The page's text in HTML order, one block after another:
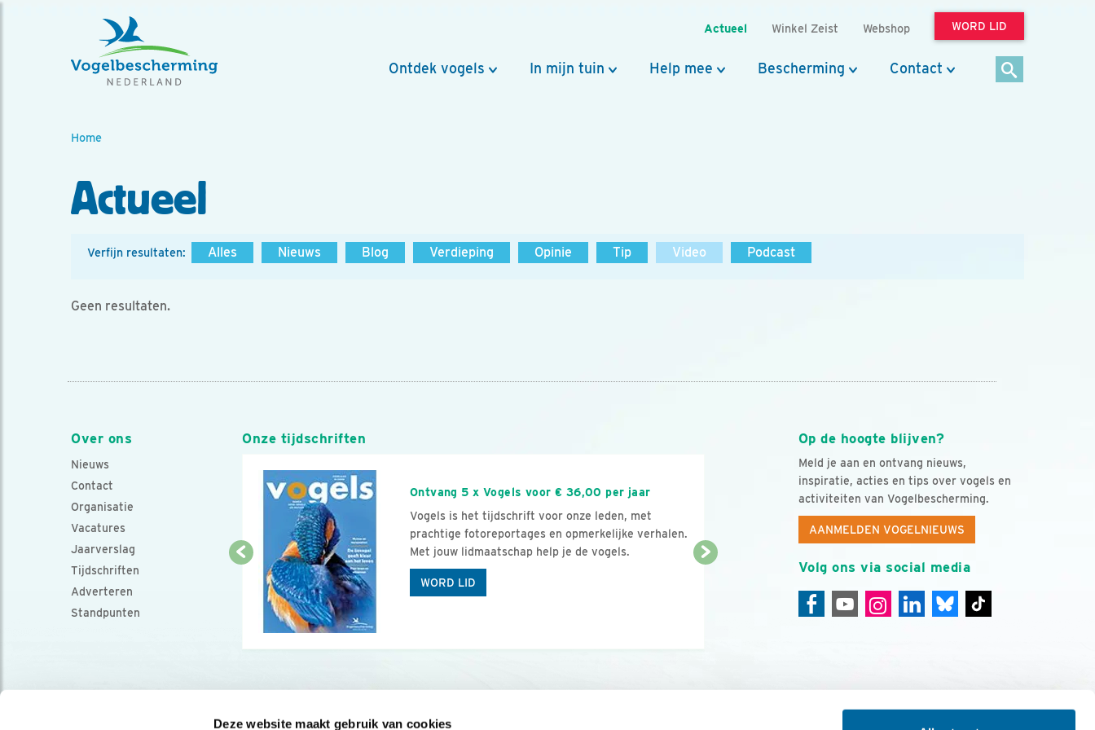
Deze website maakt gebruik van cookies
Actueel Winkel Zeist Webshop WORD LID
Ontdek vogels In mijn tuin Help mee Bescherming Contact
Home
Actueel
Verfijn resultaten: Alles Nieuws Blog Verdieping Opinie Tip Video Podcast
Geen resultaten.
Over ons
Nieuws
Contact
Organisatie
Vacatures
Jaarverslag
Tijdschriften
Adverteren
Standpunten
Op de hoogte blijven?
Meld je aan en ontvang nieuws,
inspiratie, acties en tips over vogels en
activiteiten van Vogelbescherming.
AANMELDEN VOGELNIEUWS
Volg ons via social media
Onze tijdschriften
Ontvang 5 x Vogels voor € 36,00 per jaar
Vogels is het tijdschrift voor onze leden, met
prachtige fotoreportages en opmerkelijke verhalen.
Met jouw lidmaatschap help je de vogels.
WORD LID